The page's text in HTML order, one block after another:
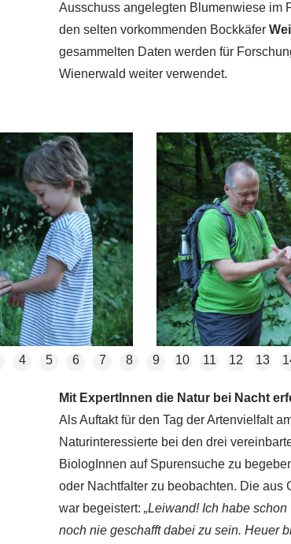
Ausschuss angelegten Blumenwiese im
den selten vorkommenden Bockkäfer
gesammelten Daten werden für
Wienerwald weiter verwendet.
4 5 6 7 8 9 10 11 12 13
Mit ExpertInnen die Natur bei Nacht
Als Auftakt für den Tag der Artenvielfalt
Naturinteressierte bei den drei
BiologInnen auf Spurensuche zu
oder Nachtfalter zu beobachten. Die aus
war begeistert: „Leiwand! Ich habe
noch nie geschafft dabei zu sein. Heuer